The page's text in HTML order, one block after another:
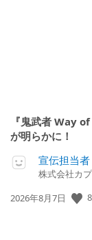
『鬼武者 Way
が明らかに！
宣伝担当者
株式会社カ
公
2026年8月7日 8